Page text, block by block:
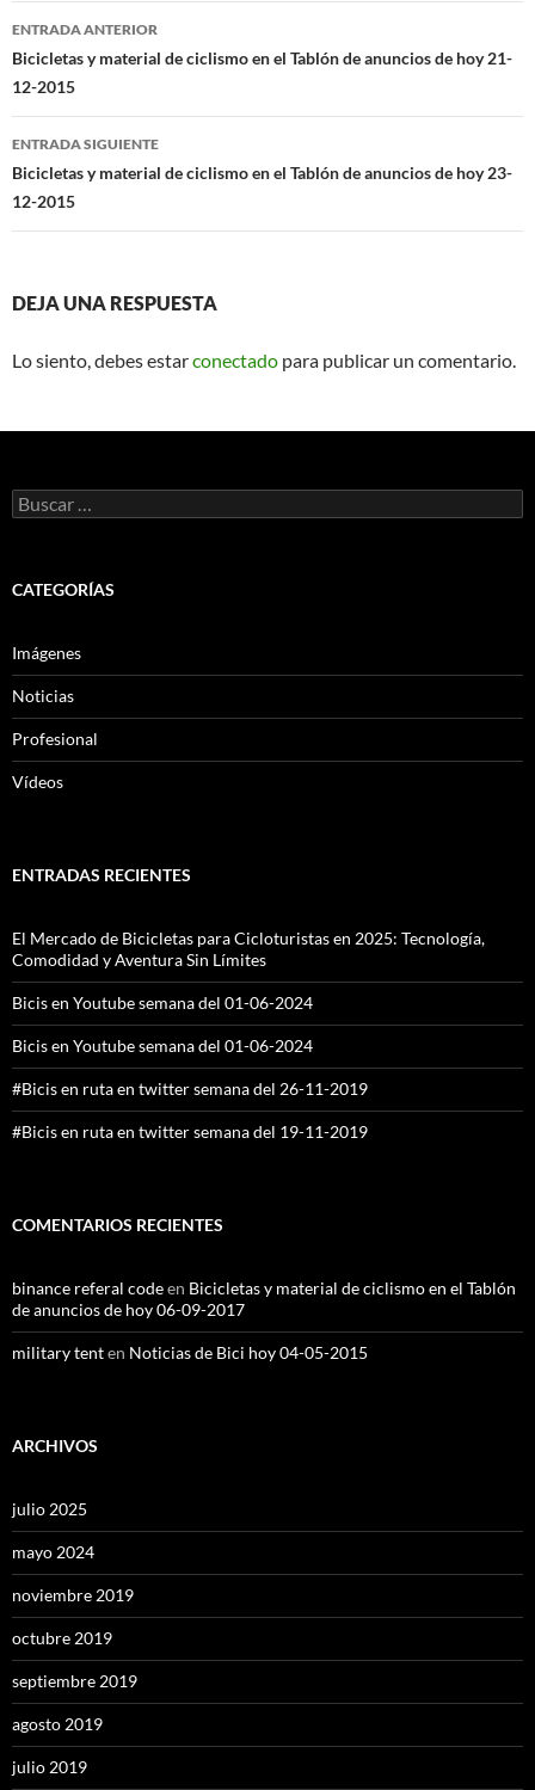
Navegación
de
entradas
ENTRADA ANTERIOR
Bicicletas y material de ciclismo en el Tablón de anuncios de hoy 21-
12-2015
ENTRADA SIGUIENTE
Bicicletas y material de ciclismo en el Tablón de anuncios de hoy 23-
12-2015
DEJA UNA RESPUESTA
Lo siento, debes estarconectado para publicar un comentario.
Buscar:
CATEGORÍAS
Imágenes
Noticias
Profesional
Vídeos
ENTRADAS RECIENTES
El Mercado de Bicicletas para Cicloturistas en 2025: Tecnología,
Comodidad y Aventura Sin Límites
Bicis en Youtube semana del 01-06-2024
Bicis en Youtube semana del 01-06-2024
#Bicis en ruta en twitter semana del 26-11-2019
#Bicis en ruta en twitter semana del 19-11-2019
COMENTARIOS RECIENTES
binance referal codeen Bicicletas y material de ciclismo en el Tablón
de anuncios de hoy 06-09-2017
military tenten Noticias de Bici hoy 04-05-2015
ARCHIVOS
julio 2025
mayo 2024
noviembre 2019
octubre 2019
septiembre 2019
agosto 2019
julio 2019